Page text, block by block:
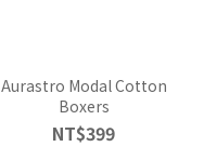
Aurastro Modal Cotton
Boxers
NT$399